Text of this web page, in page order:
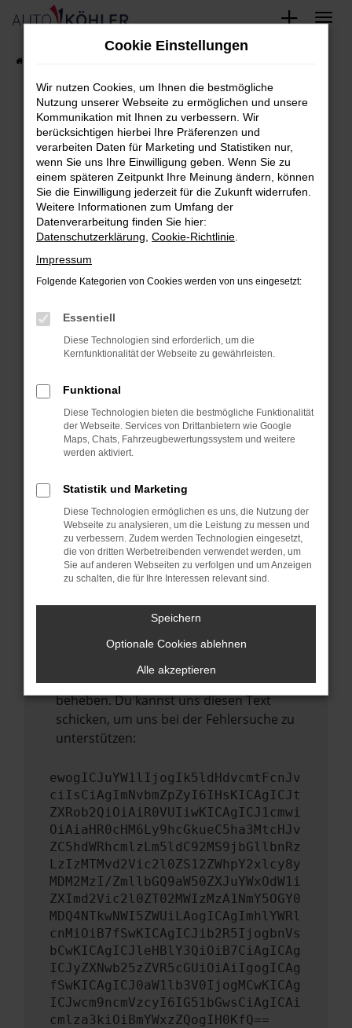
Zum
Fehler: Network Error
Beim Laden ist ein Fehler aufgetreten.
Hier sind ein paar Tipps, die dir helfen können:
Überprüfe deine Firewall und deine
Internetverbindung.
Laden andere Webseiten, zum Beispiel
deine Suchmaschine?
Manche Erweiterungen, wie Werbeblocker,
können das Laden bestimmter Seiten
verhindern. Funktioniert die Seite in einem
Fenster?
Starte dein Gerät neu.
Das kann manchmal helfen,
vorübergehende Probleme zu beheben.
Stelle sicher, dass dein Browser und dein
Betriebssystem auf dem neuesten Stand
sind.
Veraltete Software birgt nicht nur ein
Sicherheitsrisiko, sondern kann auch dazu
führen, dass bestimmte Funktionen nicht
Wende dich an den Webseitenbetreiber.
Wenn du alle oben genannten Schritte
versucht hast, kontaktiere uns bitte. Wir
werden versuchen, das Problem zu
beheben. Du kannst uns diesen Text
schicken, um uns bei der Fehlersuche zu
unterstützen:
ewogICJuYW1lIjogIk5ldHdvcmtFcnJv
ciIsCiAgImNvbmZpZyI6IHsKICAgICJt
ZXRob2QiOiAiR0VUIiwKICAgICJ1cmwi
OiAiaHR0cHM6Ly9hcGkueC5ha3MtcHJv
ZC5hdWRhcmlzLm5ldC92MS9jbGllbnRz
LzIzMTMvd2Vic2l0ZS12ZWhpY2xlcy8y
MDM2MzI/ZmllbGQ9aW50ZXJuYWxOdW1i
ZXImd2Vic2l0ZT02MWIzMzA1NmY5OGY0
MDQ4NTkwNWI5ZWUiLAogICAgImhlYWRl
cnMiOiB7fSwKICAgICJib2R5IjogbnVs
bCwKICAgICJleHBlY3QiOiB7CiAgICAg
ICJyZXNwb25zZVR5cGUiOiAiIgogICAg
fSwKICAgICJ0aW1lb3V0IjogMCwKICAg
ICJwcm9ncmVzcyI6IG51bGwsCiAgICAi
cmlza3kiOiBmYWxzZQogIH0KfQ==
Cookie Einstellungen
Wir nutzen Cookies, um Ihnen die bestmögliche
Nutzung unserer Webseite zu ermöglichen und unsere
Kommunikation mit Ihnen zu verbessern. Wir
berücksichtigen hierbei Ihre Präferenzen und
verarbeiten Daten für Marketing und Statistiken nur,
wenn Sie uns Ihre Einwilligung geben. Wenn Sie zu
einem späteren Zeitpunkt Ihre Meinung ändern, können
Sie die Einwilligung jederzeit für die Zukunft widerrufen.
Weitere Informationen zum Umfang der
Datenverarbeitung finden Sie hier:
Datenschutzerklärung Cookie-Richtlinie
Impressum
Folgende Kategorien von Cookies werden von uns eingesetzt:
Essentiell
Diese Technologien sind erforderlich, um die
Kernfunktionalität der Webseite zu gewährleisten.
Funktional
Diese Technologien bieten die bestmögliche Funktionalität
der Webseite. Services von Drittanbietern wie Google
Maps, Chats, Fahrzeugbewertungssystem und weitere
werden aktiviert.
Statistik und Marketing
Diese Technologien ermöglichen es uns, die Nutzung der
Webseite zu analysieren, um die Leistung zu messen und
zu verbessern. Zudem werden Technologien eingesetzt,
die von dritten Werbetreibenden verwendet werden, um
Sie auf anderen Webseiten zu verfolgen und um Anzeigen
zu schalten, die für Ihre Interessen relevant sind.
Speichern
Optionale Cookies ablehnen
Alle akzeptieren